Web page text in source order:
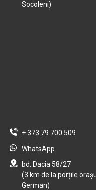
Socoleni)
+ 373 79 700 509
WhatsApp
bd. Dacia 58/27
(3 km de la porțile
German)